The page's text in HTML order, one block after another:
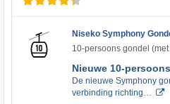
Niseko Symphony
10-persoons gondel
Nieuwe 10-
De nieuwe Symphony
verbinding richting…